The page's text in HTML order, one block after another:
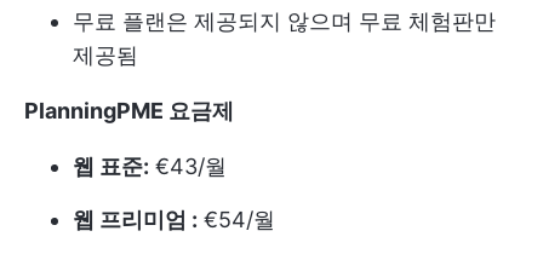
무료 플랜은 제공되지 않으며 무료 체험판만
제공됨
PlanningPME 요금제
웹 표준: €43/월
웹 프리미엄 : €54/월